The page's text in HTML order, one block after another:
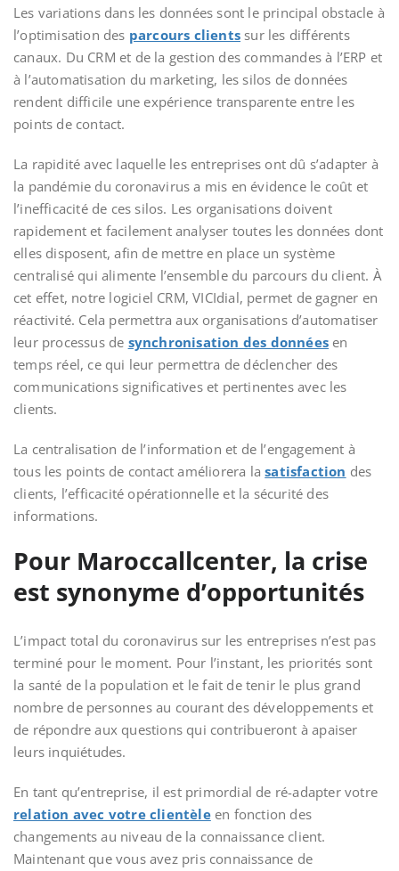
Les variations dans les données sont le principal obstacle à
l’optimisation des parcours clients sur les différents
canaux. Du CRM et de la gestion des commandes à l’ERP et
à l’automatisation du marketing, les silos de données
rendent difficile une expérience transparente entre les
points de contact.
La rapidité avec laquelle les entreprises ont dû s’adapter à
la pandémie du coronavirus a mis en évidence le coût et
l’inefficacité de ces silos. Les organisations doivent
rapidement et facilement analyser toutes les données dont
elles disposent, afin de mettre en place un système
centralisé qui alimente l’ensemble du parcours du client. À
cet effet, notre logiciel CRM, VICIdial, permet de gagner en
réactivité. Cela permettra aux organisations d’automatiser
leur processus de synchronisation des données en
temps réel, ce qui leur permettra de déclencher des
communications significatives et pertinentes avec les
clients.
La centralisation de l’information et de l’engagement à
tous les points de contact améliorera lasatisfaction des
clients, l’efficacité opérationnelle et la sécurité des
informations.
Pour Maroccallcenter, la crise
est synonyme d’opportunités
L’impact total du coronavirus sur les entreprises n’est pas
terminé pour le moment. Pour l’instant, les priorités sont
la santé de la population et le fait de tenir le plus grand
nombre de personnes au courant des développements et
de répondre aux questions qui contribueront à apaiser
leurs inquiétudes.
En tant qu’entreprise, il est primordial de ré-adapter votre
relation avec votre clientèleen fonction des
changements au niveau de la connaissance client.
Maintenant que vous avez pris connaissance de